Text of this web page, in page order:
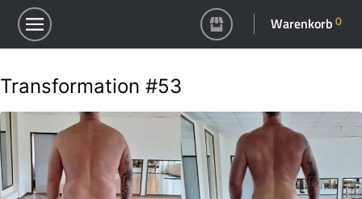
Warenkorb0
Transformation #53